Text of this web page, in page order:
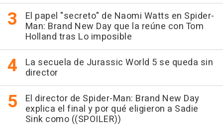
El papel "secreto" de Naomi Watts en Spider-
Man: Brand New Day que la reúne con Tom
Holland tras Lo imposible
La secuela de Jurassic World 5 se queda sin
director
El director de Spider-Man: Brand New Day
explica el final y por qué eligieron a Sadie
Sink como ((SPOILER))